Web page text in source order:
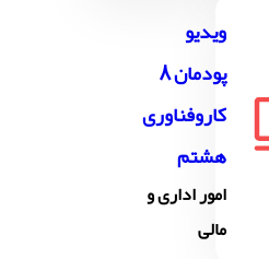
ویدیو
پودمان 8
کاروفناوری
هشتم
امور اداری و
مالى